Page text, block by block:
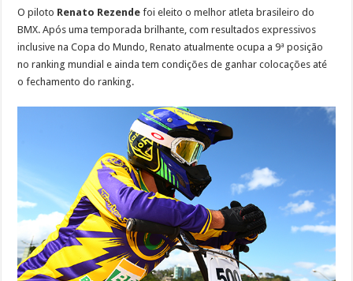
O piloto Renato Rezende foi eleito o melhor atleta brasileiro do
BMX. Após uma temporada brilhante, com resultados expressivos
inclusive na Copa do Mundo, Renato atualmente ocupa a 9ª posição
no ranking mundial e ainda tem condições de ganhar colocações até
o fechamento do ranking.